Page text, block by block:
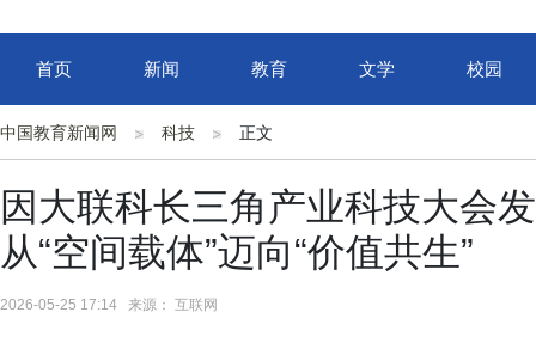
首页 新闻 教育 文学 校园
中国教育新闻网 科技 正文
因大联科长三角产业科技大会
从“空间载体”迈向“价值共生”
2026-05-25 17:14 来源： 互联网